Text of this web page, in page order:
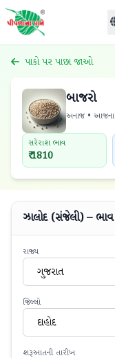
પાકો પર પાછા જાઓ
બાજરો
અનાજ • આજના
સરેરાશ ભાવ
₹ 1810
ઝાલોદ (સંજેલી) – ભાવ
રાજ્ય
ગુજરાત
જિલ્લો
દાહોદ
શરૂઆતની તારીખ